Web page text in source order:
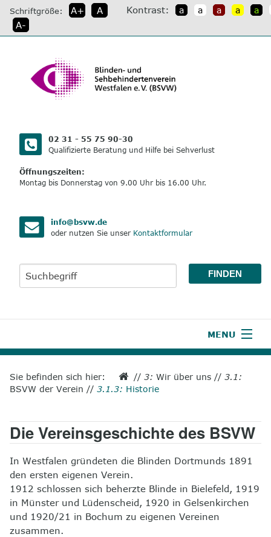
direkt
zum
Inhalt
Schriftgröße: A+
A
A-
Kontrast: a a a a a
02 31 - 55 75 90-30
Qualifizierte Beratung und Hilfe bei Sehverlust
Öffnungszeiten:
Montag bis Donnerstag von 9.00 Uhr bis 16.00 Uhr.
info@bsvw.de
oder nutzen Sie unser Kontaktformular
MENU
2
Aktuelles
3
Wir über uns
4
Unsere Leistungen
5
Wissenswertes
6
Unterstützen
7
Presse
Sie befinden sich hier: //3:Wir über uns //3.1:
BSVW der Verein //3.1.3: Historie
Die Vereinsgeschichte des BSVW
In Westfalen gründeten die Blinden Dortmunds 1891
den ersten eigenen Verein.
1912 schlossen sich beherzte Blinde in Bielefeld, 1919
in Münster und Lüdenscheid, 1920 in Gelsenkirchen
und 1920/21 in Bochum zu eigenen Vereinen
zusammen.